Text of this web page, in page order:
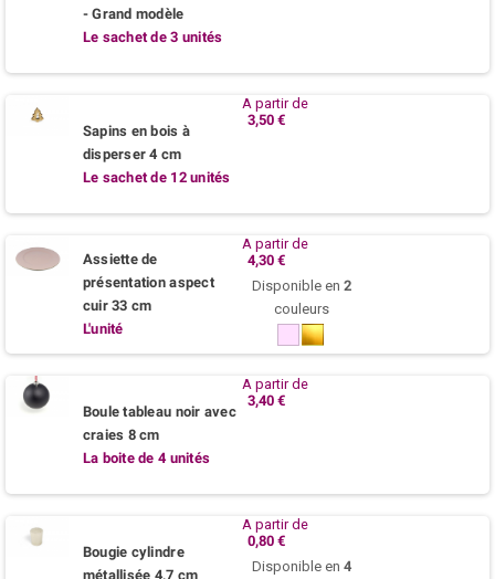
- Grand modèle
Le sachet de 3 unités
Sapins en bois à
disperser 4 cm
Le sachet de 12 unités
A partir de
3,50 €
Assiette de
présentation aspect
cuir 33 cm
L'unité
A partir de
4,30 €
Disponible en 2
couleurs
Rose
poudre
Or
Boule tableau noir avec
craies 8 cm
La boite de 4 unités
A partir de
3,40 €
Bougie cylindre
métallisée 4,7 cm
A partir de
0,80 €
Disponible en 4